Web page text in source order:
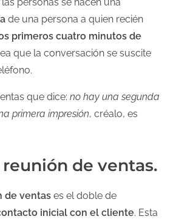
personas se hacen una
de una persona a quien recién
primeros cuatro minutos de
que la conversación se suscite
que dice: no hay una segunda
primera impresión, créalo, es
de ventas.
de ventas es el doble de
inicial con el cliente. Esta